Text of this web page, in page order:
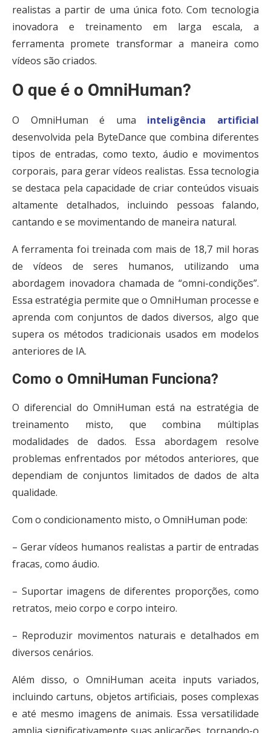
realistas a partir de uma única foto. Com tecnologia
inovadora e treinamento em larga escala, a
ferramenta promete transformar a maneira como
vídeos são criados.
O que é o OmniHuman?
O OmniHuman é uma inteligência artificial
desenvolvida pela ByteDance que combina diferentes
tipos de entradas, como texto, áudio e movimentos
corporais, para gerar vídeos realistas. Essa tecnologia
se destaca pela capacidade de criar conteúdos visuais
altamente detalhados, incluindo pessoas falando,
cantando e se movimentando de maneira natural.
A ferramenta foi treinada com mais de 18,7 mil horas
de vídeos de seres humanos, utilizando uma
abordagem inovadora chamada de “omni-condições”.
Essa estratégia permite que o OmniHuman processe e
aprenda com conjuntos de dados diversos, algo que
supera os métodos tradicionais usados em modelos
anteriores de IA.
Como o OmniHuman Funciona?
O diferencial do OmniHuman está na estratégia de
treinamento misto, que combina múltiplas
modalidades de dados. Essa abordagem resolve
problemas enfrentados por métodos anteriores, que
dependiam de conjuntos limitados de dados de alta
qualidade.
Com o condicionamento misto, o OmniHuman pode:
– Gerar vídeos humanos realistas a partir de entradas
fracas, como áudio.
– Suportar imagens de diferentes proporções, como
retratos, meio corpo e corpo inteiro.
– Reproduzir movimentos naturais e detalhados em
diversos cenários.
Além disso, o OmniHuman aceita inputs variados,
incluindo cartuns, objetos artificiais, poses complexas
e até mesmo imagens de animais. Essa versatilidade